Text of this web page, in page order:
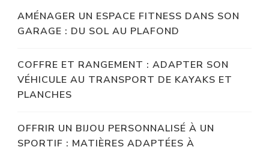
AMÉNAGER UN ESPACE FITNESS DANS SON
GARAGE : DU SOL AU PLAFOND
COFFRE ET RANGEMENT : ADAPTER SON
VÉHICULE AU TRANSPORT DE KAYAKS ET
PLANCHES
OFFRIR UN BIJOU PERSONNALISÉ À UN
SPORTIF : MATIÈRES ADAPTÉES À